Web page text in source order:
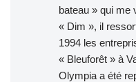
bateau » qui
« Dim », il
1994 les
« Bleuforêt » à
Olympia a été